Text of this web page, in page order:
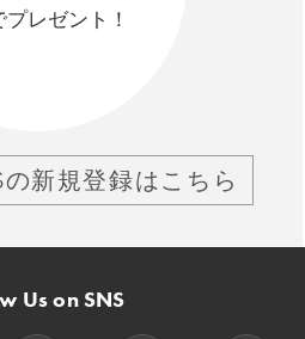
レゼント！
の新規登録はこちら
Us on SNS